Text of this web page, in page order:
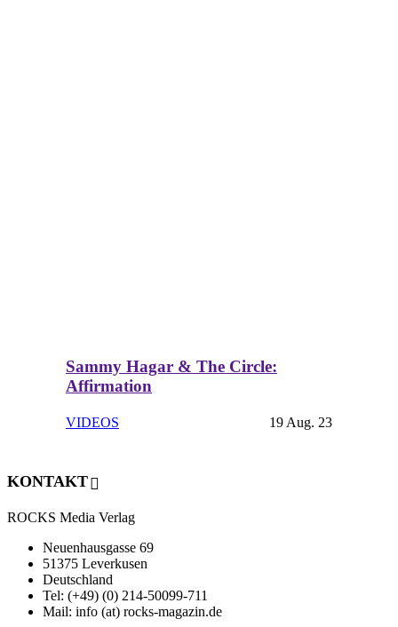
Sammy Hagar & The Circle:
Affirmation
VIDEOS 19 Aug. 23
KONTAKT
ROCKS Media Verlag
Neuenhausgasse 69
51375 Leverkusen
Deutschland
Tel: (+49) (0) 214-50099-711
Mail: info (at) rocks-magazin.de